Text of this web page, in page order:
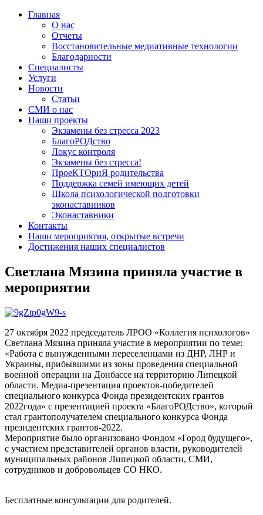
Главная
О нас
Отчеты
Восстановительные медиативные технологии
Благодарности
Специалисты
Услуги
Новости
Статьи
СМИ о нас
Наши проекты
Экзамены без стресса 2023
БлагоРОДство
Локус контроля
Экзамены без стресса!
ПроеКТОриЯ родительства
Поддержка семей имеющих детей
Школа психологической подготовки
эконаставников
Эконаставники
Контакты
Наши мероприятия, открытые встречи
Достижения наших специалистов
Светлана Мязина приняла участие в
мероприятии
27 октября 2022 председатель ЛРОО «Коллегия психологов»
Светлана Мязина приняла участие в мероприятии по теме:
«Работа с вынужденными переселенцами из ДНР, ЛНР и
Украины, прибывшими из зоны проведения специальной
военной операции на Донбассе на территорию Липецкой
области. Медиа-презентация проектов-победителей
специального конкурса Фонда президентских грантов
2022года» с презентацией проекта «БлагоРОДство», который
стал грантополучателем специального конкурса Фонда
президентских грантов-2022.
Мероприятие было организовано Фондом «Город будущего»,
с участием представителей органов власти, руководителей
муниципальных районов Липецкой области, СМИ,
сотрудников и добровольцев СО НКО.
Бесплатные консультации для родителей.